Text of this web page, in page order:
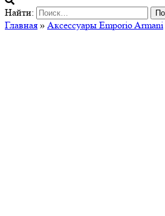
Найти:
Главная » Аксессуары Emporio Armani